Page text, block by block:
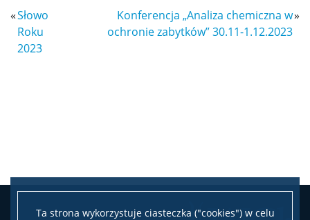
Ta strona wykorzystuje ciasteczka ("cookies") w celu
Sprawy socjalne/Stypendia
«Słowo
Roku
2023
Konferencja „Analiza chemiczna w
ochronie zabytków” 30.11-1.12.2023
»